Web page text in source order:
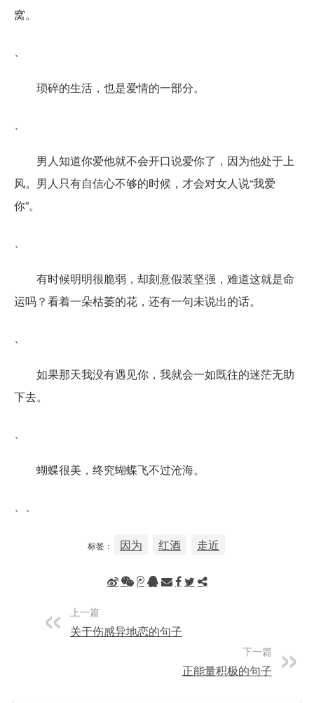
窝。
琐碎的生活，也是爱情的一部分。
男人知道你爱他就不会开口说爱你了，因为他处于上
风。男人只有自信心不够的时候，才会对女人说“我爱
你”。
有时候明明很脆弱，却刻意假装坚强，难道这就是命
运吗？看着一朵枯萎的花，还有一句未说出的话。
如果那天我没有遇见你，我就会一如既往的迷茫无助
下去。
蝴蝶很美，终究蝴蝶飞不过沧海。
标签： 因为 红酒 走近
上一篇
关于伤感异地恋的句子
下一篇
正能量积极的句子